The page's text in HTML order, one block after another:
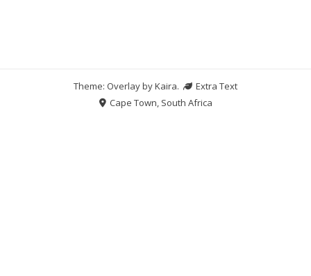
Theme: Overlay byKaira.
Extra Text
Cape Town, South Africa